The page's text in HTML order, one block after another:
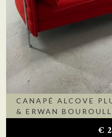
CANAPÉ ALCOVE
& ERWAN
€